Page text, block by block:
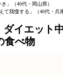
き」（40代・岡山県）
て我慢する」（40代・兵
ダイエット
食べ物